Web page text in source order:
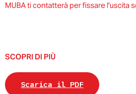
MUBA ti contatterà per fissare l'uscita
SCOPRI DI PIÙ
Scarica il PDF